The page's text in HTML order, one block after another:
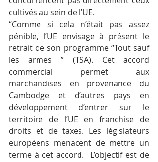
cultivés au sein de l’UE.
“Comme si cela n’était pas assez
pénible, l’UE envisage à présent le
retrait de son programme “Tout sauf
les armes ” (TSA). Cet accord
commercial permet aux
marchandises en provenance du
Cambodge et d’autres pays en
développement d’entrer sur le
territoire de l’UE en franchise de
droits et de taxes. Les législateurs
européens menacent de mettre un
terme à cet accord.  L’objectif est de